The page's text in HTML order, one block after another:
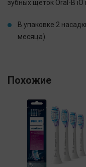
зубных щеток Oral-B iO
В упаковке 2
месяца).
Похожие